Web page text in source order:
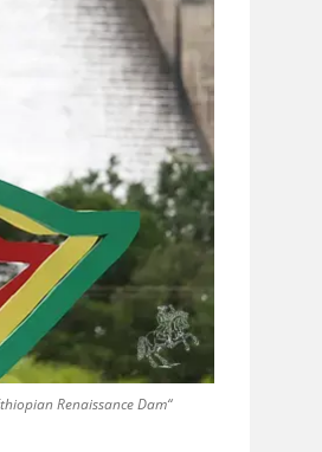
Renaissance Dam“